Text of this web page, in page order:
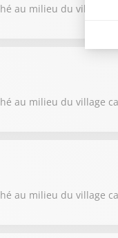
au milieu du village
au milieu du village
au milieu du village